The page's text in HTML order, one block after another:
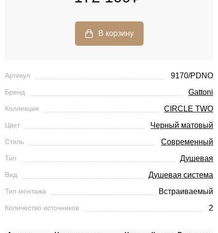
Артикул 9170/PDNO
Бренд Gattoni
Коллекция CIRCLE TWO
Цвет Черный матовый
Стиль Современный
Тип Душевая
Вид Душевая система
Тип монтажа Встраиваемый
Количество источников 2